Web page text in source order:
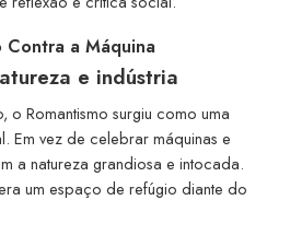
Contra a Máquina
e indústria
Romantismo surgiu como uma
Em vez de celebrar máquinas e
a natureza grandiosa e intocada.
um espaço de refúgio diante do